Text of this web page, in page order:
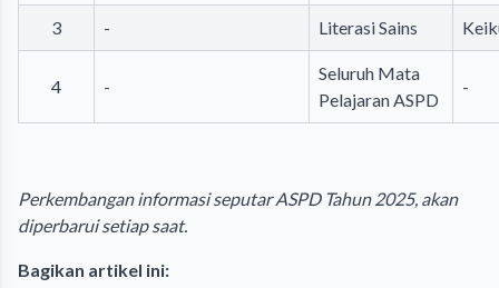
3 - Literasi Sains
4 -
Seluruh Mata
Pelajaran ASPD
-
Perkembangan informasi seputar ASPD Tahun 2025, akan
diperbarui setiap saat.
Bagikan artikel ini: